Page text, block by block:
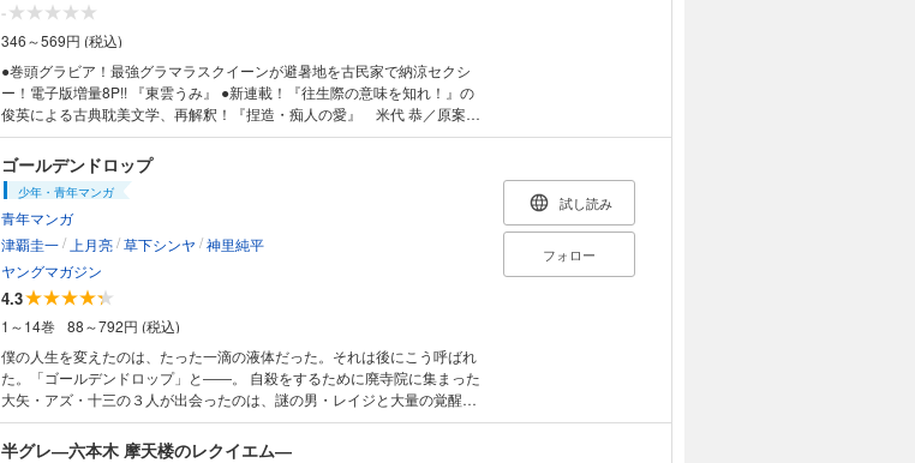
乃 15中村釉香 16野間愛希 17新井乃愛 18白椛れい 19蟻波りん
20新木美衣 ミスマガジン２０２７ベスト１０決定！！歴史的大激闘を勝
ち抜いた１０名を大発表──ッ☆〈巻末グラビア〉市倉侑季奈 「Pick Up
Girls！」での初グラビアが大反響！ NEXTヒロインは侑季奈ちゃんで決ま
り♪ 〈巻末グラビア〉 次にくる美女4人を紹介!! Pick Up Girls!! 斉藤千
-
346～569円 (税込)
●巻頭グラビア！最強グラマラスクイーンが避暑地を古民家で納涼セクシ
ー！電子版増量8P!! 『東雲うみ』 ●新連載！『往生際の意味を知れ！』の
俊英による古典耽美文学、再解釈！『捏造・痴人の愛』 米代 恭／原案：
谷崎潤一郎 ●『土竜の唄』 高橋のぼる ●『アオアシ ブラザーフット』
小林有吾 ●『胚培養士ミズイロ』 おかざき真里 ●最新12集、大反響！漆
黒のデスゲーム組曲、巻中カラー！『ROPPEN-六篇-』 宮下 暁 ●『酔拳
JAPAN』 山本英夫 ●『ひらやすみ』 真造圭伍 ●『ありす、宇宙まで
も』 売野機子 ●『夢なし先生の進路指導』 笠原真樹 ●『ヨシダ檸檬ド
ロップス』 若木民喜 ●『健康で文化的な最低限度の生活』 柏木ハルコ
●『ごくりっ』 前原タケル ●『声の降るへや』 原作：ＨＥＲＯ／漫
画：たかはしツツジ ●大好評！“超”教育的学園ドラマ、新展開カラー!!『教
喰』 近藤しぐれ ●『魔界の議場』 原作：三田紀房／漫画：魚戸おさむ
●『ぬいの式日』 志摩七春 ●『レ・セルバン』 濱田浩輔 ●『そんなコ
ト、描いていいんですか！？』 えのき ●『気まぐれコンセプト』 ホイ
チョイ・プロ ＊「週刊スピリッツ」デジタル版には、紙版の付録、特典等
は含まれません。 また、紙版と一部内容が異なる場合があります。ご了承
ゴールデンドロップ
少年・青年マンガ
青年マンガ
津覇圭一/ 上月亮/草下シンヤ /神里純平
ヤングマガジン
4.3
1～14巻
88～792円 (税込)
僕の人生を変えたのは、たった一滴の液体だった。それは後にこう呼ばれ
た。「ゴールデンドロップ」と――。 自殺をするために廃寺院に集まった
大矢・アズ・十三の３人が出会ったのは、謎の男・レイジと大量の覚醒剤
だった。 「どうせ死ぬつもりなら、運ぶのとか売るのとか手伝ってくんな
い？」レイジの一言から、４人の運命は動き始める。
試し読み
フォロー
半グレ―六本木 摩天楼のレクイエム―